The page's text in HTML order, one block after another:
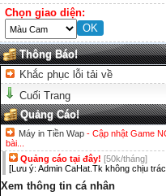
Chọn giao diện:
Thông Báo!
Khắc phục lỗi tải về
Cuối Trang
Quảng Cáo!
Máy in Tiền Wap - Cập nhật Game
bài...
Quảng cáo tại đây! [50k/tháng]
[Lưu ý: Admin CaHat.Tk không chịu
Xem thông tin cá nhân